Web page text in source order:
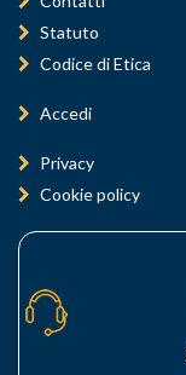
Statuto
Codice di Etica
Accedi
Privacy
Cookie policy